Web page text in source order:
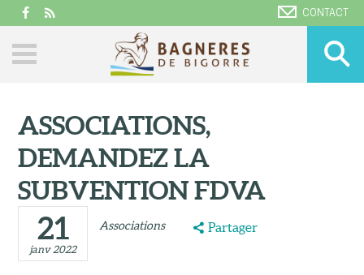
CONTACT
ASSOCIATIONS,
DEMANDEZ LA
SUBVENTION FDVA
21
janv 2022
Associations Partager